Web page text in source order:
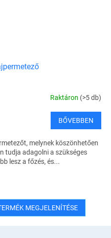
Raktáron (>5 db)
BŐVEBBEN
melynek köszönhetően
tudja adagolni a szükséges
lesz a főzés, és...
MEGJELENÍTÉSE